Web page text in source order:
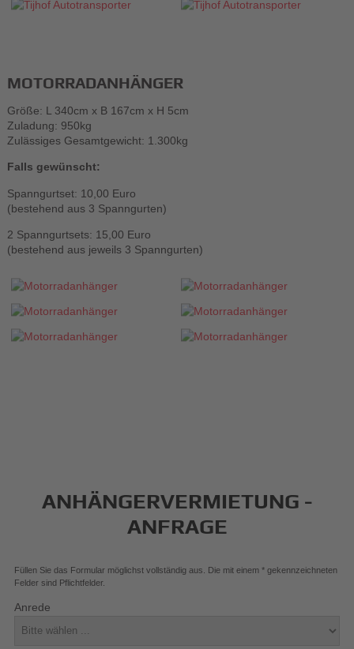
MOTORRADANHÄNGER
Größe: L 340cm x B 167cm x H 5cm
Zuladung: 950kg
Zulässiges Gesamtgewicht: 1.300kg
Falls gewünscht:
Spanngurtset: 10,00 Euro
(bestehend aus 3 Spanngurten)
2 Spanngurtsets: 15,00 Euro
(bestehend aus jeweils 3 Spanngurten)
ANHÄNGERVERMIETUNG -
ANFRAGE
Füllen Sie das Formular möglichst vollständig aus. Die mit einem * gekennzeichneten
Felder sind Pflichtfelder.
Anrede